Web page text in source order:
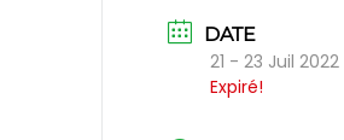
DATE
21 - 23 Juil 2022
Expiré!